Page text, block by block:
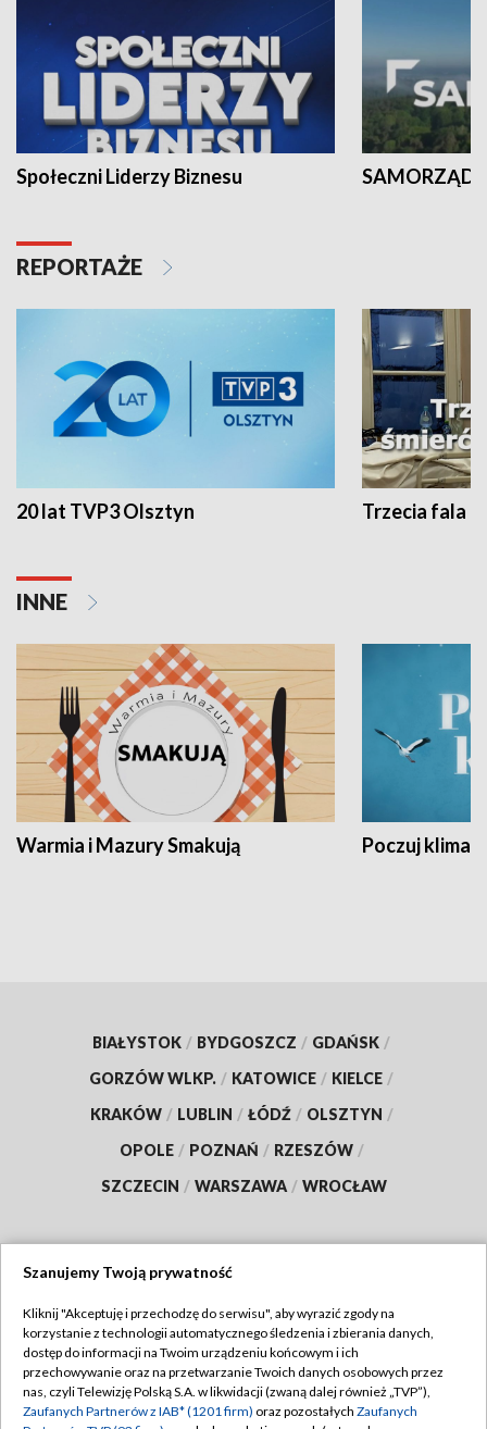
Społeczni Liderzy Biznesu SAMORZĄD
REPORTAŻE
20 lat TVP3 Olsztyn Trzecia fala -
INNE
Warmia i Mazury Smakują Poczuj klimat
BIAŁYSTOK / BYDGOSZCZ / GDAŃSK /
GORZÓW WLKP. / KATOWICE / KIELCE /
KRAKÓW / LUBLIN / ŁÓDŹ / OLSZTYN /
OPOLE / POZNAŃ / RZESZÓW /
SZCZECIN / WARSZAWA / WROCŁAW
TVP
Abonament TVP
Emisja w TVP
Regulamin TVP
Polityka prywatności
Szanujemy Twoją prywatność
Kliknij "Akceptuję i przechodzę do serwisu", aby wyrazić zgody na
korzystanie z technologii automatycznego śledzenia i zbierania danych,
dostęp do informacji na Twoim urządzeniu końcowym i ich
przechowywanie oraz na przetwarzanie Twoich danych osobowych przez
nas, czyli Telewizję Polską S.A. w likwidacji (zwaną dalej również „TVP”),
Zaufanych Partnerów z IAB* (1201 firm) oraz pozostałych Zaufanych